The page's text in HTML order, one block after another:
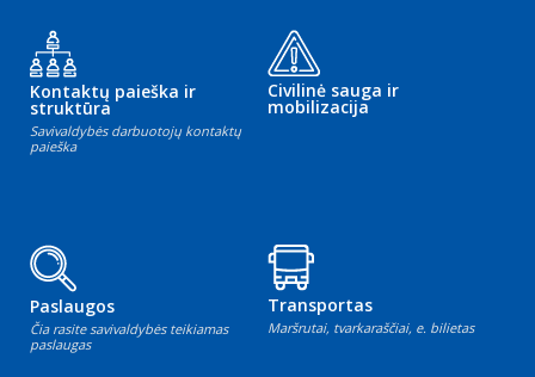
Kontaktų paieška ir
struktūra
Savivaldybės darbuotojų kontaktų
paieška
Civilinė sauga ir
mobilizacija
Paslaugos
Čia rasite savivaldybės teikiamas
paslaugas
Transportas
Maršrutai, tvarkaraščiai, e. bilietas